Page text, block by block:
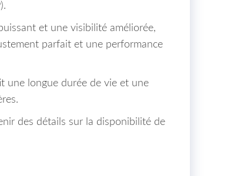
).
et une visibilité améliorée,
parfait et une performance
une longue durée de vie et une
des détails sur la disponibilité de